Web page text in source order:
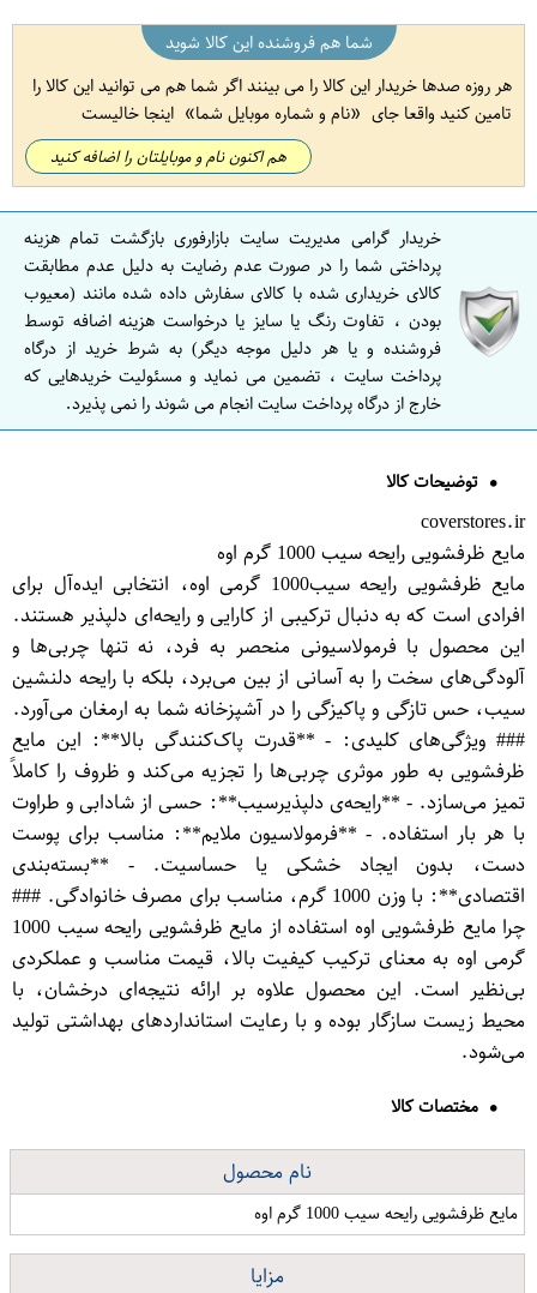
شما هم فروشنده این کالا شوید
هر روزه صدها خریدار این کالا را می بینند اگر شما هم می توانید این کالا را
تامین کنید واقعا جای
نام و شماره موبایل شما اینجا خالیست
هم اکنون نام و موبایلتان را اضافه کنید
خریدار گرامی مدیریت سایت بازارفوری بازگشت تمام هزینه
پرداختی شما را در صورت عدم رضایت به دلیل عدم مطابقت
کالای خریداری شده با کالای سفارش داده شده مانند (معیوب
بودن ، تفاوت رنگ یا سایز یا درخواست هزینه اضافه توسط
فروشنده و یا هر دلیل موجه دیگر) به شرط خرید از درگاه
پرداخت سایت ، تضمین می نماید و مسئولیت خریدهایی که
خارج از درگاه پرداخت سایت انجام می شوند را نمی پذیرد.
توضیحات کالا
coverstores.ir
مایع ظرفشویی رایحه سیب 1000 گرم اوه
مایع ظرفشویی رایحه سیب1000 گرمی اوه، انتخابی ایده‌آل برای
افرادی است که به دنبال ترکیبی از کارایی و رایحه‌ای دلپذیر هستند.
این محصول با فرمولاسیونی منحصر به فرد، نه تنها چربی‌ها و
آلودگی‌های سخت را به آسانی از بین می‌برد، بلکه با رایحه دلنشین
سیب، حس تازگی و پاکیزگی را در آشپزخانه شما به ارمغان می‌آورد.
### ویژگی‌های کلیدی: - **قدرت پاک‌کنندگی بالا**: این مایع
ظرفشویی به طور موثری چربی‌ها را تجزیه می‌کند و ظروف را کاملاً
تمیز می‌سازد. - **رایحه‌ی دلپذیرسیب**: حسی از شادابی و طراوت
با هر بار استفاده. - **فرمولاسیون ملایم**: مناسب برای پوست
دست، بدون ایجاد خشکی یا حساسیت. - **بسته‌بندی
اقتصادی**: با وزن 1000 گرم، مناسب برای مصرف خانوادگی. ###
چرا مایع ظرفشویی اوه استفاده از مایع ظرفشویی رایحه سیب 1000
گرمی اوه به معنای ترکیب کیفیت بالا، قیمت مناسب و عملکردی
بی‌نظیر است. این محصول علاوه بر ارائه نتیجه‌ای درخشان، با
محیط زیست سازگار بوده و با رعایت استانداردهای بهداشتی تولید
می‌شود.
مختصات کالا
نام محصول
مایع ظرفشویی رایحه سیب 1000 گرم اوه
مزایا